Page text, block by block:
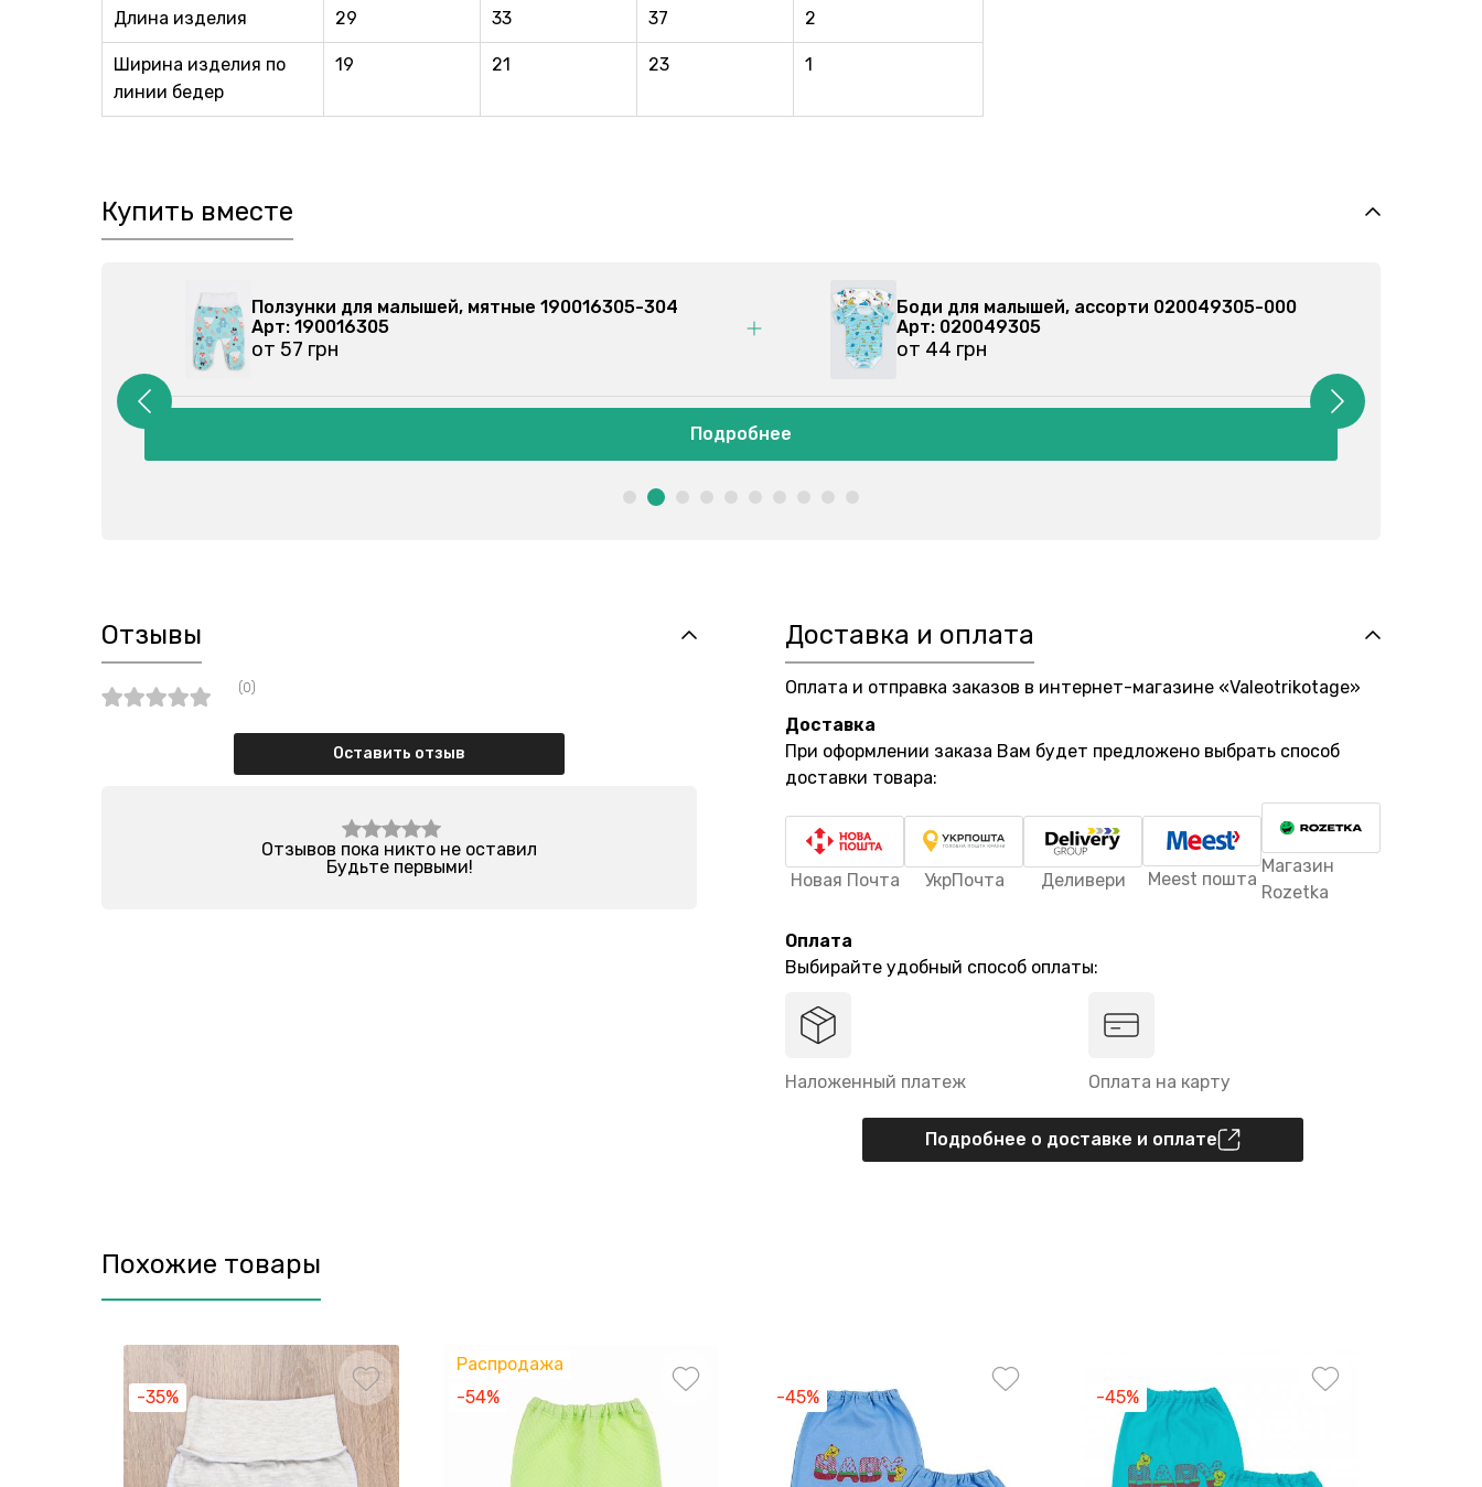
Длина изделия 29 33 37 2
Ширина изделия по
линии бедер
19 21 23 1
Купить вместе
Ползунки для малышей, мятные 190016305-304
Арт: 190016305
от 57 грн
Боди для малышей, ассорти 020079102-000
Арт: 020079102
от 44 грн
Подробнее
Отзывы
(0)
Оставить отзыв
Отзывов пока никто не оставил
Будьте первыми!
Доставка и оплата
Оплата и отправка заказов в интернет-магазине «Valeotrikotage»
Доставка
При оформлении заказа Вам будет предложено выбрать способ
доставки товара:
Новая Почта УкрПочта Деливери Meest пошта
Магазин
Rozetka
Оплата
Выбирайте удобный способ оплаты:
Наложенный платеж Оплата на карту
Подробнее о доставке и оплате
Похожие товары
-35%
Распродажа
-54%
-45% -45%